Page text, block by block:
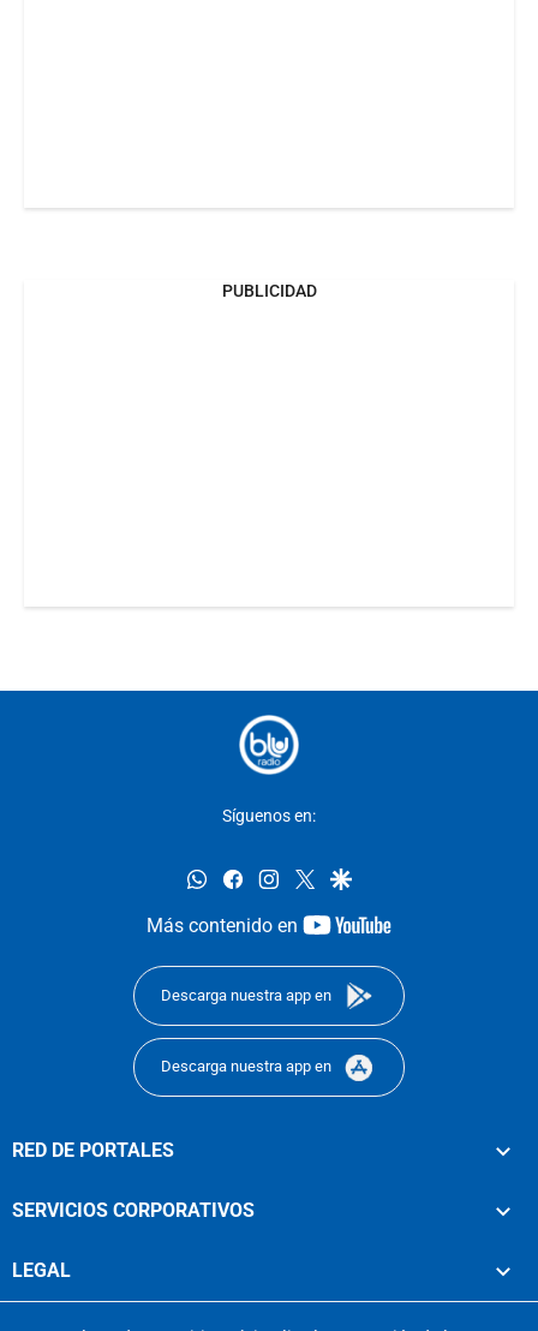
PUBLICIDAD
Síguenos en:
whatsappfacebookinstagram
twittergoogle
Más contenido en
youtube-
Descarga nuestra app en
Descarga nuestra app en
RED DE PORTALES
SERVICIOS CORPORATIVOS
LEGAL